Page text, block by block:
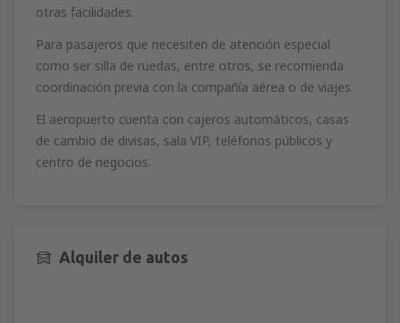
otras facilidades.
Para pasajeros que necesiten de atención especial
como ser silla de ruedas, entre otros, se recomienda
coordinación previa con la compañía aérea o de viajes.
El aeropuerto cuenta con cajeros automáticos, casas
de cambio de divisas, sala VIP, teléfonos públicos y
centro de negocios.
Alquiler de autos